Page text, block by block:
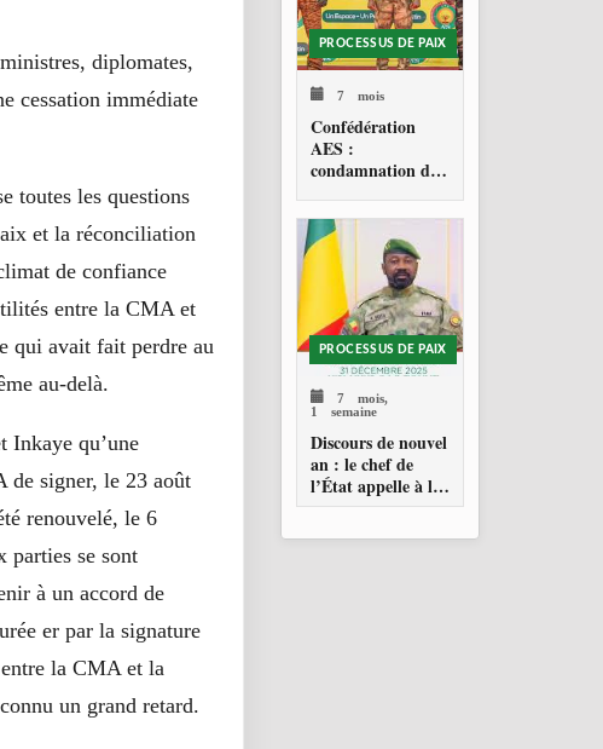
diplomates,
cessation immédiate
toutes les questions
et la réconciliation
de confiance
entre la CMA et
qui avait fait perdre au
au-delà.
Inkaye qu’une
de signer, le 23 août
renouvelé, le 6
parties se sont
à un accord de
er par la signature
la CMA et la
un grand retard.
PROCESSUS DE PAIX
7 mois
Confédération
AES :
condamnation de
américaine au
Venezuela
PROCESSUS DE PAIX
7 mois,
1 semaine
Discours de nouvel
an : le chef de
l’État appelle à la
consolidation en